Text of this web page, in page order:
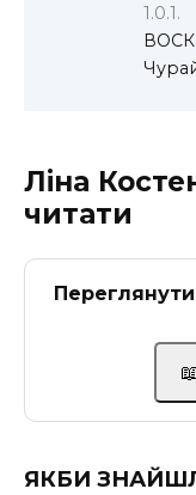
Ліна
читати
ЯКБИ